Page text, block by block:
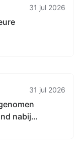
31 jul 2026
31 jul 2026
nabij